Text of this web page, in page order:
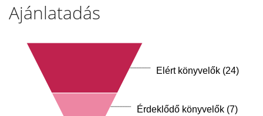
Ajánlatadás
Elért könyvelők (24)
Érdeklődő könyvelők (7)